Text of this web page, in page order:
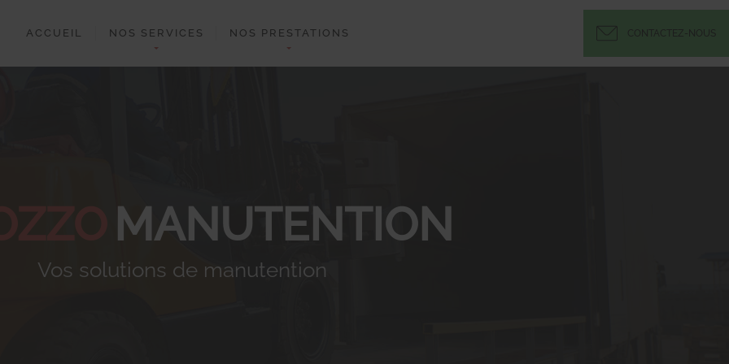
ACCUEIL NOS SERVICES NOS PRESTATIONS CONTACTEZ-NOUS
MANUTENTION
Vos solutions de manutention